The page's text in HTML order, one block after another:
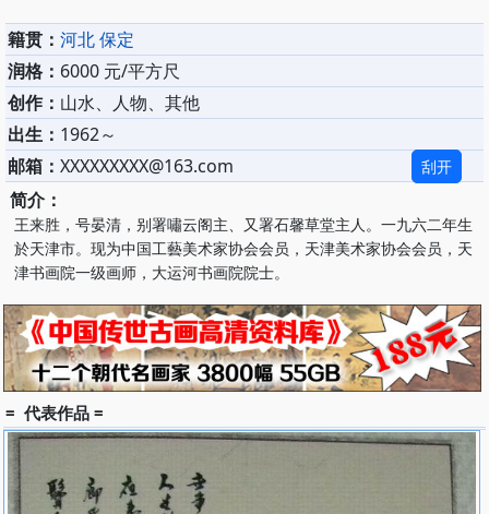
籍贯： 河北 保定
润格： 6000 元/平方尺
创作： 山水、人物、其他
出生： 1962～
邮箱： XXXXXXXXX@163.com 刮开
简介：
王来胜，号晏清，别署嘯云阁主、又署石馨草堂主人。一九六二年生
於天津市。现为中国工藝美术家协会会员，天津美术家协会会员，天
津书画院一级画师，大运河书画院院士。
= 代表作品 =